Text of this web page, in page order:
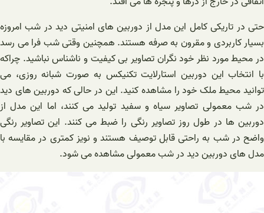
حتی در تاریکی کامل این مدل از دوربین های امنیتی دید در شب امروزه
بسیار کاربردی و مقرون به صرفه هستند. همچنین وقتی شب فرا می رسد
در محیط مورد نظر خود نگران تصاویر بی کیفیت و ناشناس نباشید. چراکه
با انتخاب این دوربین استارلایت تکنیکس به صورت شبانه روزی، می
توانید محیط ملک خود را مشاهده کنید. این در حالی که دوربین های دید
در شب معمولی تصاویر سیاه و سفید تولید می کنند، اما این مدل از
دوربین ها در طول روز تصاویر رنگی را ضبط می کنند. این تصاویر رنگی
واضح در شب به راحتی قابل توصیف هستند و نویز کمتری در مقایسه با
مدل های دوربین دید در شب معمولی مشاهده می شود.